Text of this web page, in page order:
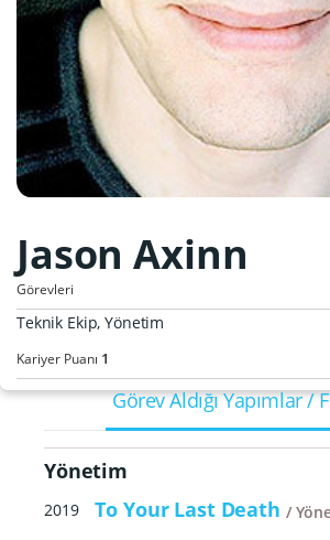
Jason Axinn
Görevleri
Teknik Ekip, Yönetim
Kariyer Puanı 1
Görev Aldığı Yapımlar /
Yönetim
2019 To Your Last Death